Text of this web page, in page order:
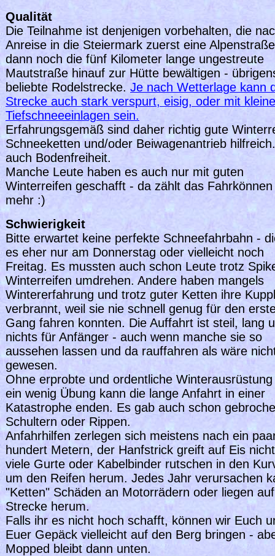
Qualität
Die Teilnahme ist denjenigen vorbehalten, die
Anreise in die Steiermark zuerst eine
dann noch die fünf Kilometer lange ungestreute
Mautstraße hinauf zur Hütte bewältigen -
beliebte Rodelstrecke. Je nach Wetterlage kann
Strecke auch stark verspurt, eisig, oder mit
Tiefschneeeinlagen sein.
Erfahrungsgemäß sind daher richtig gute
Schneeketten und/oder Beiwagenantrieb
auch Bodenfreiheit.
Manche Leute haben es auch nur mit guten
Winterreifen geschafft - da zählt das
mehr :)
Schwierigkeit
Bitte erwartet keine perfekte Schneefahrbahn -
es eher nur am Donnerstag oder vielleicht noch
Freitag. Es mussten auch schon Leute trotz
Winterreifen umdrehen. Andere haben mangels
Wintererfahrung und trotz guter Ketten ihre
verbrannt, weil sie nie schnell genug für den
Gang fahren konnten. Die Auffahrt ist steil, lang
nichts für Anfänger - auch wenn manche sie so
aussehen lassen und da rauffahren als wäre
gewesen.
Ohne erprobte und ordentliche
ein wenig Übung kann die lange Anfahrt in einer
Katastrophe enden. Es gab auch schon
Schultern oder Rippen.
Anfahrhilfen zerlegen sich meistens nach ein
hundert Metern, der Hanfstrick greift auf Eis
viele Gurte oder Kabelbinder rutschen in den
um den Reifen herum. Jedes Jahr verursachen
"Ketten" Schäden an Motorrädern oder liegen
Strecke herum.
Falls ihr es nicht hoch schafft, können wir Euch
Euer Gepäck vielleicht auf den Berg bringen -
Mopped bleibt dann unten.